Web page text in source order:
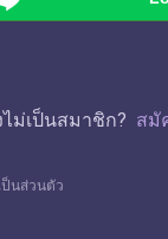
ไม่เป็นสมาชิก? สมั
นส่วนตัว